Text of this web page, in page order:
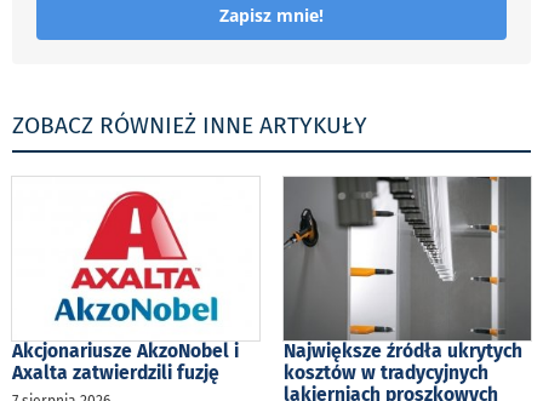
Zapisz mnie!
ZOBACZ RÓWNIEŻ INNE ARTYKUŁY
Akcjonariusze AkzoNobel i
Axalta zatwierdzili fuzję
Największe źródła ukrytych
kosztów w tradycyjnych
lakierniach proszkowych